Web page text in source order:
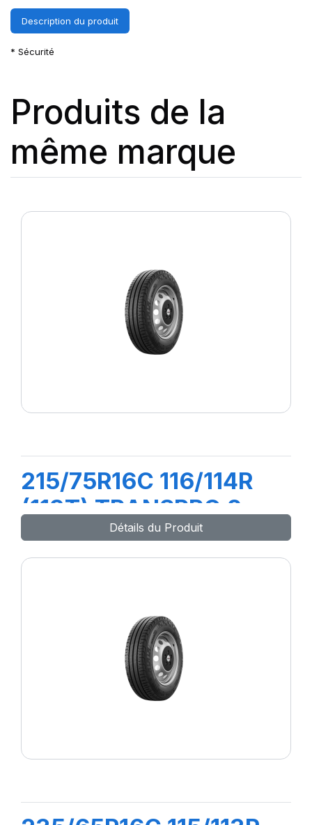
Description du produit
* Sécurité
Produits de la
même marque
215/75R16C 116/114R
(113T) TRANSPRO 2
Détails du Produit